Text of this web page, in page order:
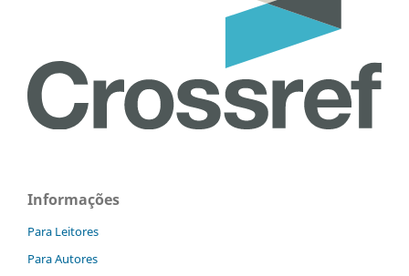
Informações
Para Leitores
Para Autores